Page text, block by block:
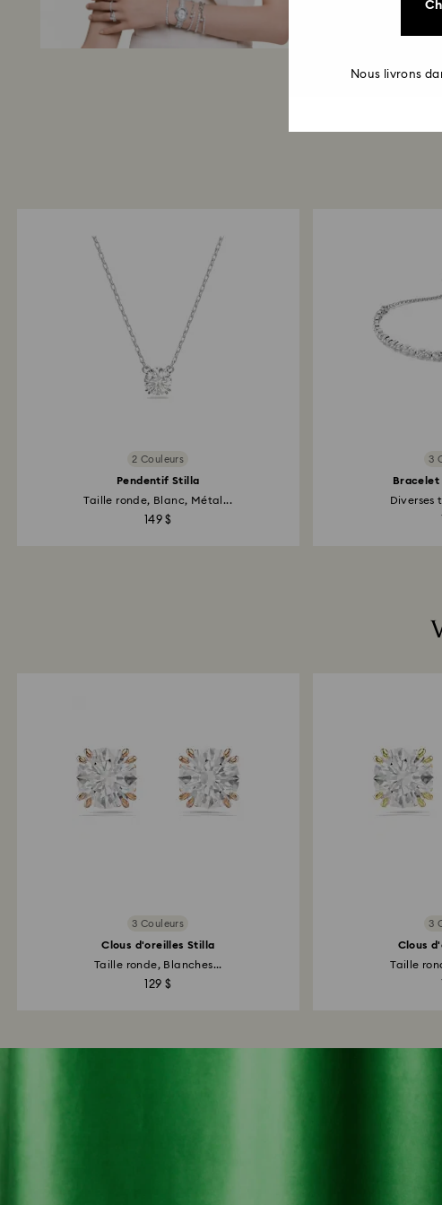
2 Couleurs
Pendentif Stilla
Taille ronde, Blanc, Métal...
149 $
3
Bracelet
Diverses
3 Couleurs
Clous d'oreilles Stilla
Taille ronde, Blanches...
129 $
3
Clous
Taille
Nous livrons